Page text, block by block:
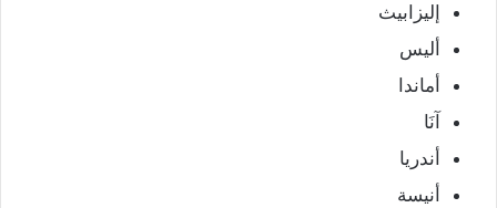
إليزابيث
أليس
أماندا
آنَا
أندريا
أنيسة